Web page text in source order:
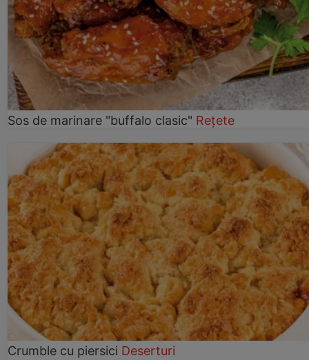
Sos de marinare "buffalo clasic" Rețete
Crumble cu piersici Deserturi